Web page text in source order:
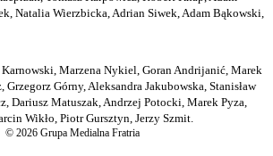
Natalia Wierzbicka, Adrian Siwek, Adam Bąkowski,
Marzena Nykiel, Goran Andrijanić, Marek
Grzegorz Górny, Aleksandra Jakubowska, Stanisław
Dariusz Matuszak, Andrzej Potocki, Marek Pyza,
Wikło, Piotr Gursztyn, Jerzy Szmit.
© 2026 Grupa Medialna Fratria